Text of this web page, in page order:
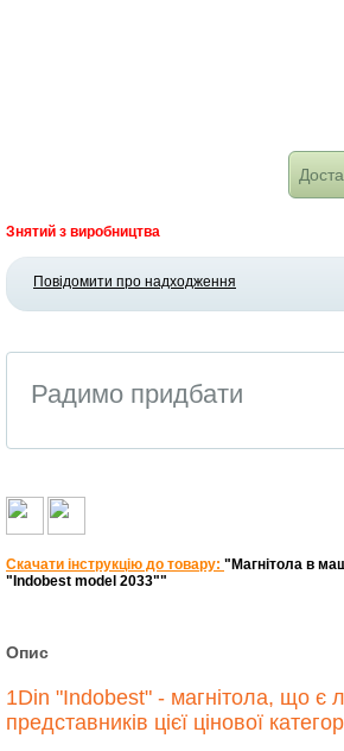
Знятий з виробництва
Повідомити про надходження
Радимо придбати
Скачати інструкцію до товару: "Магнітола в
"Indobest model 2033""
Опис
1Din "Indobest" - магнітола, що є
представників цієї цінової